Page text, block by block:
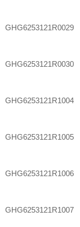
GHG6253121R0029
GHG6253121R0030
GHG6253121R1004
GHG6253121R1005
GHG6253121R1006
GHG6253121R1007